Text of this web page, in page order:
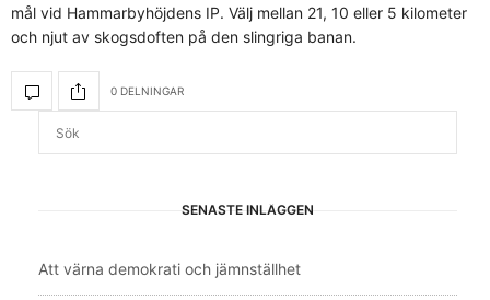
mål vid Hammarbyhöjdens IP. Välj mellan 21, 10 eller 5 kilometer
och njut av skogsdoften på den slingriga banan.
0 DELNINGAR
SENASTE INLÄGGEN
Att värna demokrati och jämnställhet